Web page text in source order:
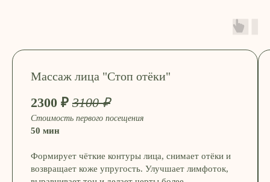
Массаж лица "Стоп отёки"
2300 ₽ 3100 ₽
Стоимость первого посещения
50 мин
Формирует чёткие контуры лица, снимает отёки и
возвращает коже упругость. Улучшает лимфоток,